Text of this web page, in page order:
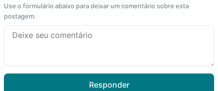
Use o formulário abaixo para deixar um comentário sobre esta
postagem.
Responder